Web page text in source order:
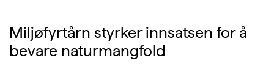
Miljøfyrtårn styrker innsatsen for å
bevare naturmangfold